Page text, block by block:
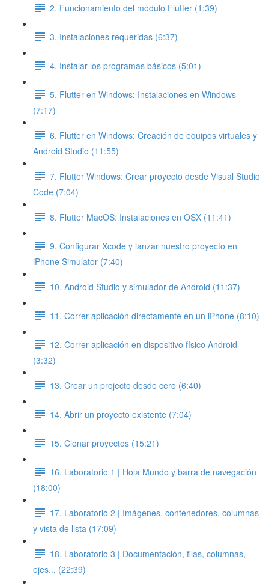
2. Funcionamiento del módulo Flutter (1:39)
3. Instalaciones requeridas (6:37)
4. Instalar los programas básicos (5:01)
5. Flutter en Windows: Instalaciones en Windows
(7:17)
6. Flutter en Windows: Creación de equipos virtuales y
Android Studio (11:55)
7. Flutter Windows: Crear proyecto desde Visual Studio
Code (7:04)
8. Flutter MacOS: Instalaciones en OSX (11:41)
9. Configurar Xcode y lanzar nuestro proyecto en
iPhone Simulator (7:40)
10. Android Studio y simulador de Android (11:37)
11. Correr aplicación directamente en un iPhone (8:10)
12. Correr aplicación en dispositivo físico Android
(3:32)
13. Crear un projecto desde cero (6:40)
14. Abrir un proyecto existente (7:04)
15. Clonar proyectos (15:21)
16. Laboratorio 1 | Hola Mundo y barra de navegación
(18:00)
17. Laboratorio 2 | Imágenes, contenedores, columnas
y vista de lista (17:09)
18. Laboratorio 3 | Documentación, filas, columnas,
ejes... (22:39)